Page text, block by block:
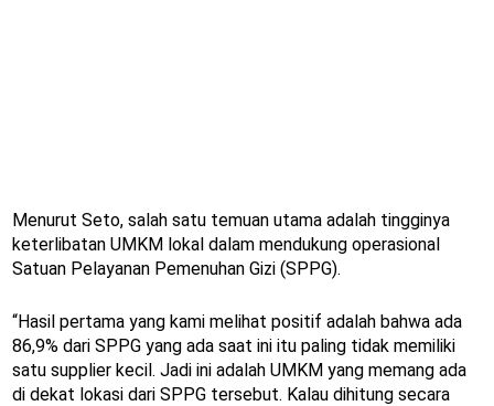
Menurut Seto, salah satu temuan utama adalah tingginya
keterlibatan UMKM lokal dalam mendukung operasional
Satuan Pelayanan Pemenuhan Gizi (SPPG).
“Hasil pertama yang kami melihat positif adalah bahwa ada
86,9% dari SPPG yang ada saat ini itu paling tidak memiliki
satu supplier kecil. Jadi ini adalah UMKM yang memang ada
di dekat lokasi dari SPPG tersebut. Kalau dihitung secara